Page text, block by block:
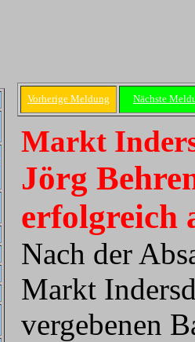
Vorherige Meldung Nächste
Markt
Jörg
erfolgreich
Nach der
Markt
vergebenen